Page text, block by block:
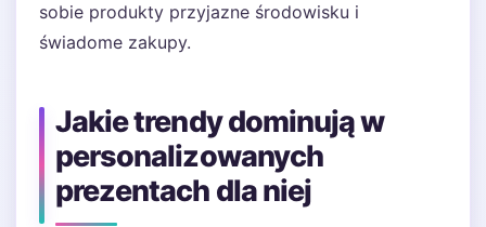
sobie produkty przyjazne środowisku i
świadome zakupy.
Jakie trendy dominują w
personalizowanych
prezentach dla niej